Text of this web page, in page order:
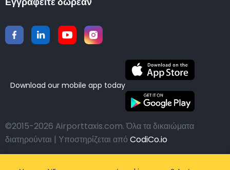
Download our mobile app today
©2015-2026 Airporttaxis.com.Όλα τα δικαιώματα
διατηρούνται | Υποστηρίζεται από CodiCo.io